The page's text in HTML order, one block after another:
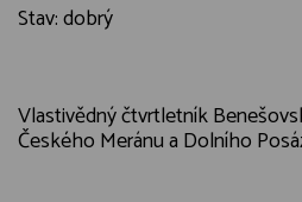
Stav: dobrý
Vlastivědný čtvrtletník
Českého Meránu a Dolního